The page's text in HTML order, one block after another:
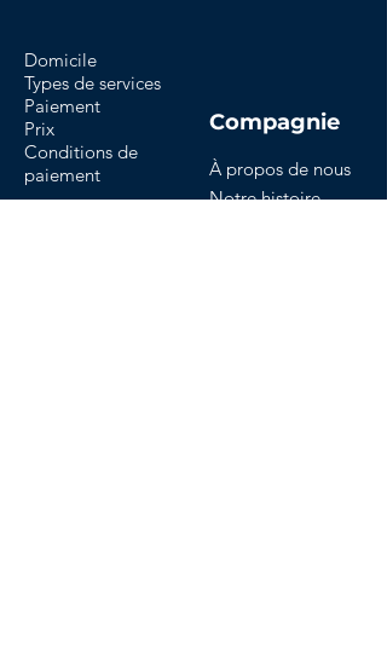
Domicile
Types de services
Paiement
Prix
Conditions de
paiement
Compagnie
À propos de nous
Notre histoire